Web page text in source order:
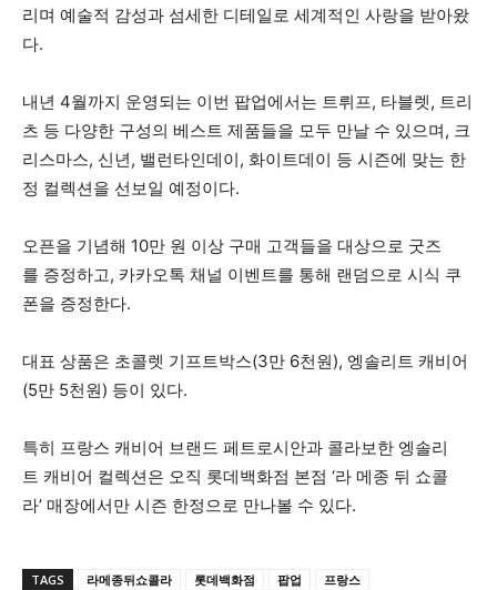
리며 예술적 감성과 섬세한 디테일로 세계적인 사랑을 받아왔
다.
내년 4월까지 운영되는 이번 팝업에서는 트뤼프, 타블렛, 트리
츠 등 다양한 구성의 베스트 제품들을 모두 만날 수 있으며, 크
리스마스, 신년, 밸런타인데이, 화이트데이 등 시즌에 맞는 한
정 컬렉션을 선보일 예정이다.
오픈을 기념해 10만 원 이상 구매 고객들을 대상으로 굿즈
를 증정하고, 카카오톡 채널 이벤트를 통해 랜덤으로 시식 쿠
폰을 증정한다.
대표 상품은 초콜렛 기프트박스(3만 6천원), 엥솔리트 캐비어
(5만 5천원) 등이 있다.
특히 프랑스 캐비어 브랜드 페트로시안과 콜라보한 엥솔리
트 캐비어 컬렉션은 오직 롯데백화점 본점 ‘라 메종 뒤 쇼콜
라’ 매장에서만 시즌 한정으로 만나볼 수 있다.
TAGS 라메종뒤쇼콜라 롯데백화점 팝업
프랑스